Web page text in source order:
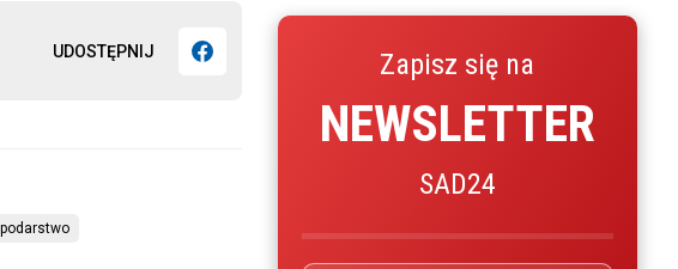
UDOSTĘPNIJ
Zapisz się na
NEWSLETTER
SAD24